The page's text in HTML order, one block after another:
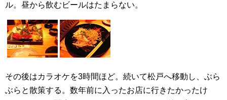
ル。昼から飲むビールはたまらない。
その後はカラオケを3時間ほど。続いて松戸へ移動し、ぶら
ぶらと散策する。数年前に入ったお店に行きたかったけ